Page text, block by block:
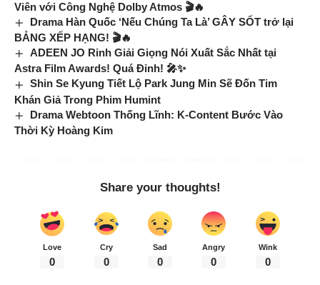
Viên với Công Nghệ Dolby Atmos 🎬🔥
Drama Hàn Quốc ‘Nếu Chúng Ta Là’ GÂY SỐT trở lại
BẢNG XẾP HẠNG! 🎬🔥
ADEEN JO Rinh Giải Giọng Nói Xuất Sắc Nhất tại
Astra Film Awards! Quá Đỉnh! 🎤✨
Shin Se Kyung Tiết Lộ Park Jung Min Sẽ Đốn Tim
Khán Giả Trong Phim Humint
Drama Webtoon Thống Lĩnh: K-Content Bước Vào
Thời Kỳ Hoàng Kim
Share your thoughts!
Love
0
Cry
0
Sad
0
Angry
0
Wink
0